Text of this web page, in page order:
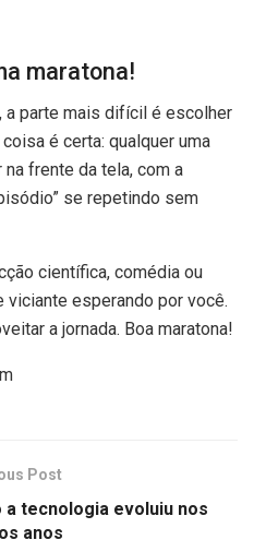
maratona!
parte mais difícil é escolher
é certa: qualquer uma
frente da tela, com a
se repetindo sem
científica, comédia ou
viciante esperando por você.
a jornada. Boa maratona!
Post
a tecnologia evoluiu nos
anos